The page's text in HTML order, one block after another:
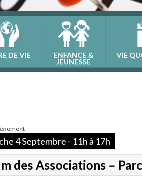
DE VIE ENFANCE &
JEUNESSE
VIE
des Associations –
4 Septembre - 11h à 17h